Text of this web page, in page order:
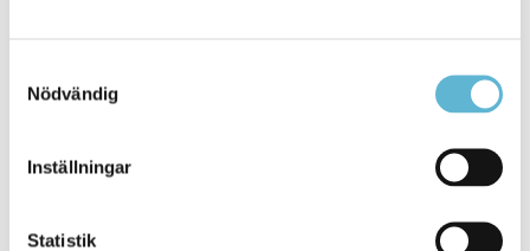
Nödvändig
Inställningar
Statistik
Öppettider måndag-fredag klockan 9–15,
avfall@bromolla.se